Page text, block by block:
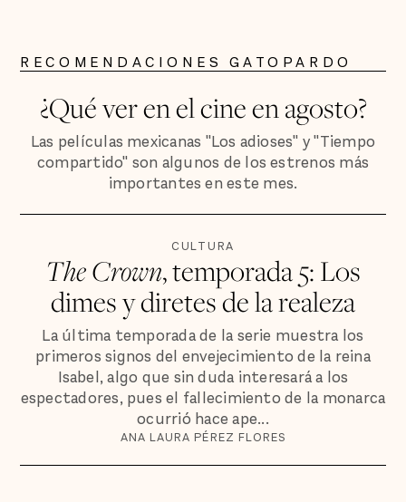
RECOMENDACIONES GATOPARDO
¿Qué ver en el cine en agosto?
Las películas mexicanas "Los adioses" y "Tiempo
compartido" son algunos de los estrenos más
importantes en este mes.
CULTURA
The Crown, temporada 5: Los
dimes y diretes de la realeza
La última temporada de la serie muestra los
primeros signos del envejecimiento de la reina
Isabel, algo que sin duda interesará a los
espectadores, pues el fallecimiento de la monarca
ocurrió hace ape...
ANA LAURA PÉREZ FLORES